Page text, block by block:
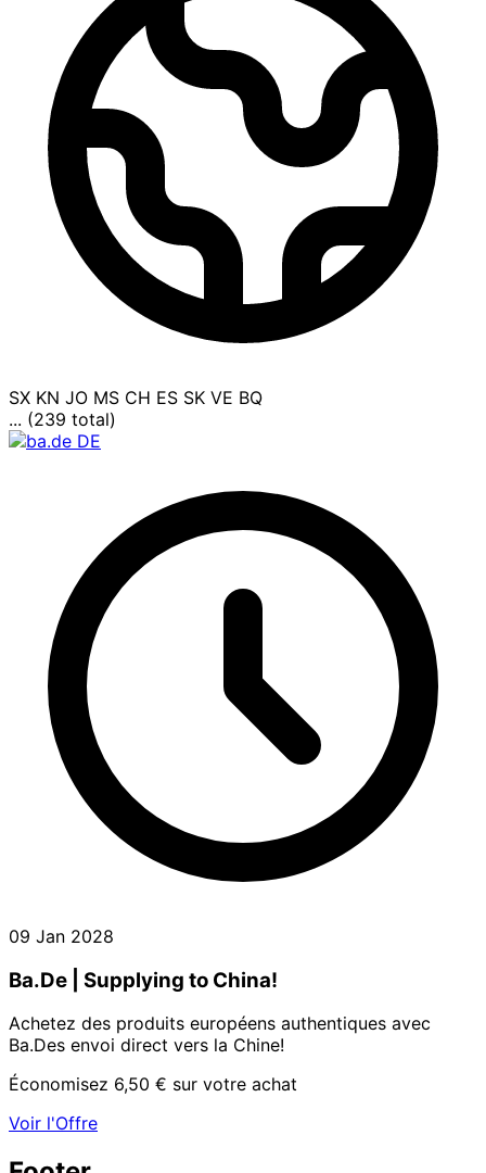
SX KN JO MS CH ES SK VE BQ
... (239 total)
09 Jan 2028
Ba.De | Supplying to China!
Achetez des produits européens authentiques avec
Ba.Des envoi direct vers la Chine!
Économisez 6,50 € sur votre achat
Voir l'Offre